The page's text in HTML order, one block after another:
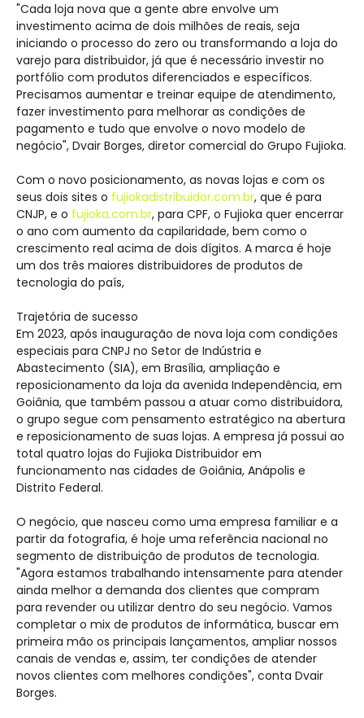
"Cada loja nova que a gente abre envolve um
investimento acima de dois milhões de reais, seja
iniciando o processo do zero ou transformando a loja do
varejo para distribuidor, já que é necessário investir no
portfólio com produtos diferenciados e específicos.
Precisamos aumentar e treinar equipe de atendimento,
fazer investimento para melhorar as condições de
pagamento e tudo que envolve o novo modelo de
negócio", Dvair Borges, diretor comercial do Grupo Fujioka.
Com o novo posicionamento, as novas lojas e com os
seus dois sites o fujiokadistribuidor.com.br, que é para
CNJP, e o fujioka.com.br, para CPF, o Fujioka quer encerrar
o ano com aumento da capilaridade, bem como o
crescimento real acima de dois dígitos. A marca é hoje
um dos três maiores distribuidores de produtos de
tecnologia do país,
Trajetória de sucesso
Em 2023, após inauguração de nova loja com condições
especiais para CNPJ no Setor de Indústria e
Abastecimento (SIA), em Brasília, ampliação e
reposicionamento da loja da avenida Independência, em
Goiânia, que também passou a atuar como distribuidora,
o grupo segue com pensamento estratégico na abertura
e reposicionamento de suas lojas. A empresa já possui ao
total quatro lojas do Fujioka Distribuidor em
funcionamento nas cidades de Goiânia, Anápolis e
Distrito Federal.
O negócio, que nasceu como uma empresa familiar e a
partir da fotografia, é hoje uma referência nacional no
segmento de distribuição de produtos de tecnologia.
"Agora estamos trabalhando intensamente para atender
ainda melhor a demanda dos clientes que compram
para revender ou utilizar dentro do seu negócio. Vamos
completar o mix de produtos de informática, buscar em
primeira mão os principais lançamentos, ampliar nossos
canais de vendas e, assim, ter condições de atender
novos clientes com melhores condições", conta Dvair
Borges.